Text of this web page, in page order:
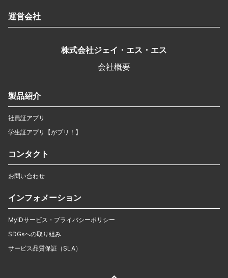
運営会社
株式会社ジェイ・エス・エス
会社概要
製品紹介
社員証アプリ
学生証アプリ【がプリ！】
コンタクト
お問い合わせ
インフォメーション
MyiDサービス・プライバシーポリシー
SDGsへの取り組み
サービス品質保証（SLA）